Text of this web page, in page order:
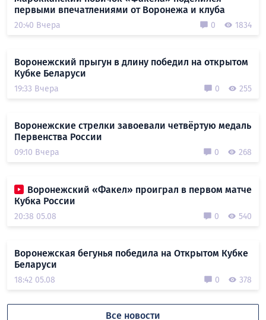
первыми впечатлениями от Воронежа и клуба
20:40 Вчера 0 1834
Воронежский прыгун в длину победил на открытом
Кубке Беларуси
19:33 Вчера 0 255
Воронежские стрелки завоевали четвёртую медаль
Первенства России
09:10 Вчера 0 268
Воронежский «Факел» проиграл в первом матче
Кубка России
20:38 05.08 0 540
Воронежская бегунья победила на Открытом Кубке
Беларуси
18:42 05.08 0 378
Все новости